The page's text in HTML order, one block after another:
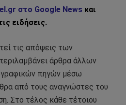
στο Google News και
ειδήσεις.
τις απόψεις των
άρθρα άλλων
πηγών μέσω
από τους αναγνώστες του
Στο τέλος κάθε τέτοιου